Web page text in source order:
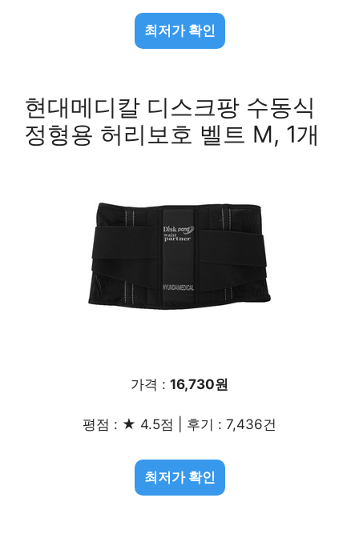
최저가 확인
현대메디칼 디스크팡 수동식
정형용 허리보호 벨트 M, 1개
가격 : 16,730원
평점 : ★ 4.5점 | 후기 : 7,436건
최저가 확인